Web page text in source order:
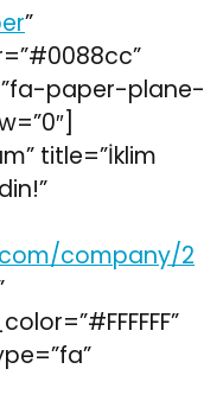
”
paper-plane-
title=”İklim
company/2